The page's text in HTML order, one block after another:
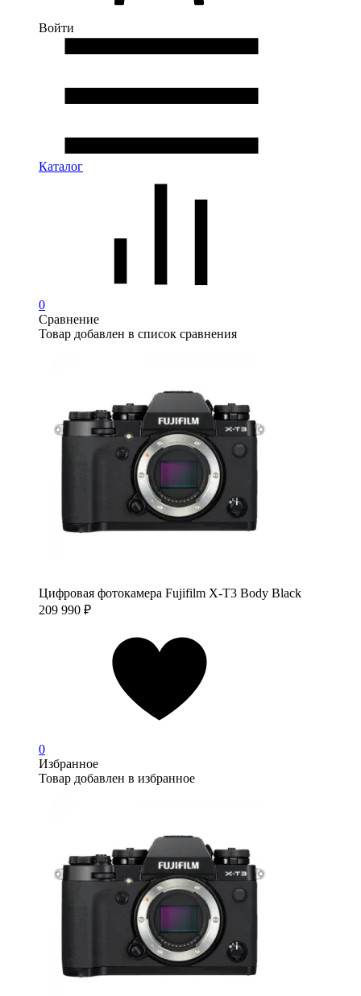
Войти
Каталог
0
Сравнение
Товар добавлен в список сравнения
Цифровая фотокамера Fujifilm X-T3 Body Black
209 990 ₽
0
Избранное
Товар добавлен в избранное